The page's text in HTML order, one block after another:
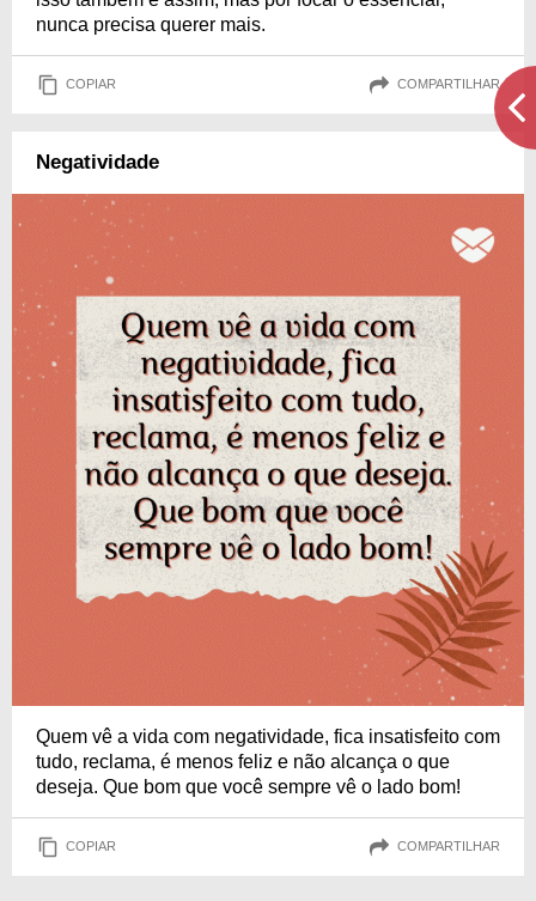
nunca precisa querer mais.
COPIAR COMPARTILHAR
Negatividade
Quem vê a vida com negatividade, fica insatisfeito com
tudo, reclama, é menos feliz e não alcança o que
deseja. Que bom que você sempre vê o lado bom!
COPIAR COMPARTILHAR